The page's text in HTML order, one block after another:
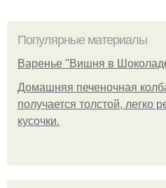
Популярные материалы
Варенье "Вишня в
Домашняя печеночная
получается толстой, легко
кусочки.